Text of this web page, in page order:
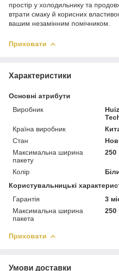
простір у холодильнику та
втрати смаку й корисних
вашим незамінним помічником.
Приховати
Характеристики
Основні атрибути
Виробник
Країна виробник
Стан
Максимальна ширина
пакету
Колір
Користувальницькі
Гарантія
3
Максимальна ширина
пакета
250
Приховати
Умови доставки